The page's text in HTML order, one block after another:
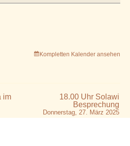
Kompletten Kalender ansehen
im
18.00 Uhr Solawi
Besprechung
Donnerstag, 27. März 2025